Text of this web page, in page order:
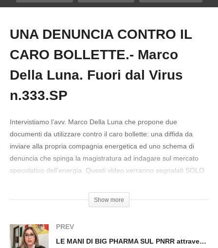
Copy Embed Code
SALTATI? Fuori dal Virus n.331.SP
UNA DENUNCIA CONTRO IL
CARO BOLLETTE.- Marco
Della Luna. Fuori dal Virus
n.333.SP
Intervistiamo l’avv. Marco Della Luna che propone due
documenti da utilizzare contro il caro bollette: una diffida da
inviare alla propria compagnia energetica ed uno schema di
denuncia che spinga la magistratura ad indagare sul mercato
speculativo dell’energia. Questi video verranno segnalati SOLO
https://t.me/trovarsiora
https://marcodellaluna.info
da inviare alle società elettriche, invece, si trova qui:
https://www.trovarsiora.it/documenti/…
Show more
PREV
LE MANI DI BIG PHARMA SUL PNRR attraverso il signor Von der Leyen: scandalo UE. Fuori dal Virus n.332.SP